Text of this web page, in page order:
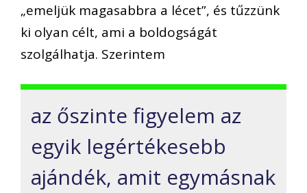
„emeljük magasabbra a lécet”, és tűzzünk
ki olyan célt, ami a boldogságát
szolgálhatja. Szerintem
az őszinte figyelem az
egyik legértékesebb
ajándék, amit egymásnak